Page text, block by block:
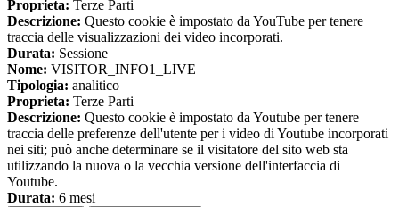
Proprieta: Terze Parti
Descrizione: Questo cookie è impostato da YouTube per tenere
traccia delle visualizzazioni dei video incorporati.
Durata: Sessione
Nome: VISITOR_INFO1_LIVE
Tipologia: analitico
Proprieta: Terze Parti
Descrizione: Questo cookie è impostato da Youtube per tenere
traccia delle preferenze dell'utente per i video di Youtube incorporati
nei siti; può anche determinare se il visitatore del sito web sta
utilizzando la nuova o la vecchia versione dell'interfaccia di
Youtube.
Durata: 6 mesi